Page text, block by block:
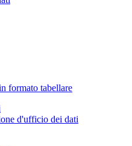
formato tabellare
d'ufficio dei dati